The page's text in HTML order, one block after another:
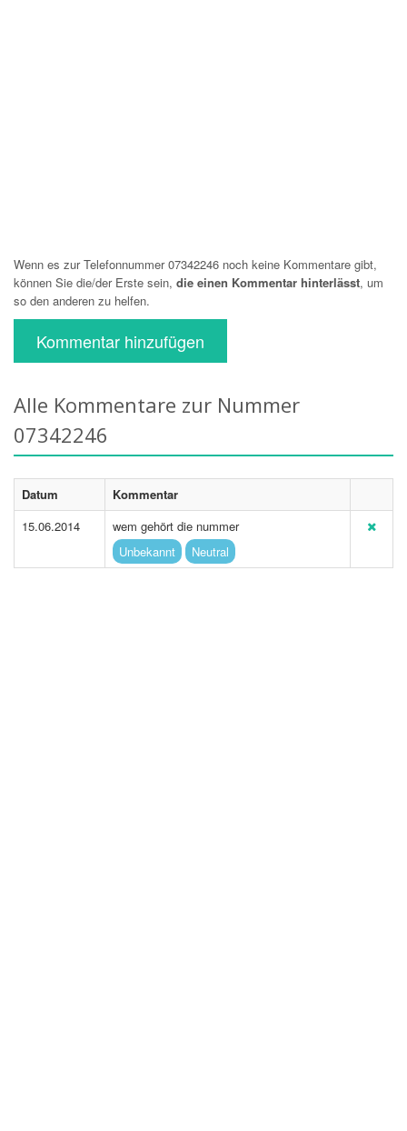
Wenn es zur Telefonnummer 07342246 noch keine Kommentare gibt,
können Sie die/der Erste sein, die einen Kommentar hinterlässt, um
so den anderen zu helfen.
Kommentar hinzufügen
Alle Kommentare zur Nummer
07342246
Datum
Kommentar
15.06.2014
wem gehört die nummer
Unbekannt
Neutral